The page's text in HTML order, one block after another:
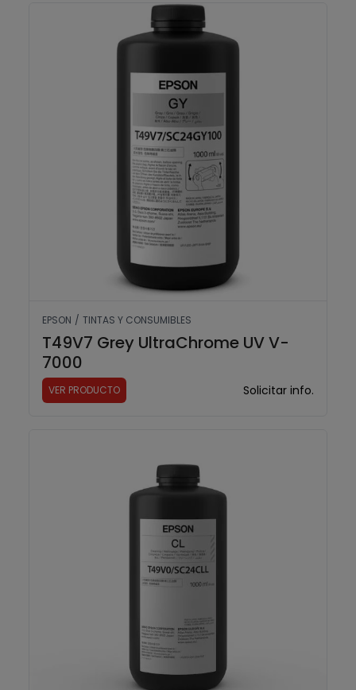
T49V7 Grey UltraChrome UV V-7000
EPSON / TINTAS Y CONSUMIBLES
T49V7 Grey UltraChrome UV V-
7000
VER PRODUCTO Solicitar info.